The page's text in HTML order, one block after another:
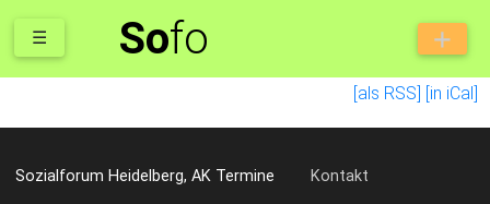
Sofo
☰
[als RSS] [in iCal]
Sozialforum Heidelberg, AK Termine Kontakt